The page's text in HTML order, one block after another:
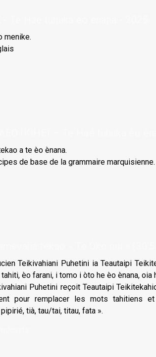
menike.
a te èo ènana.
de base de la grammaire marquisienne.
Teikivahiani Puhetini ia Teautaipi
èo farani, i tomo i òto he èo ènana,
Puhetini reçoit Teautaipi
pour remplacer les mots tahitiens
pipirié, tià, tau/tai, titau, fata ».